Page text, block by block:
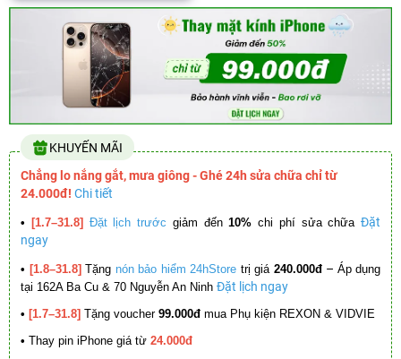
KHUYẾN MÃI
Chẳng lo nắng gắt, mưa giông - Ghé 24h sửa chữa chỉ từ
24.000đ! Chi tiết
• [1.7–31.8] Đặt lịch trước giảm đến10% chi phí sửa chữa Đặt
ngay
• [1.8–31.8] Tặng nón bảo hiểm 24hStore trị giá 240.000đ – Áp dụng
tại 162A Ba Cu & 70 Nguyễn An Ninh Đặt lịch ngay
• [1.7–31.8] Tặng voucher 99.000đ mua Phụ kiện REXON & VIDVIE
• Thay pin iPhone giá từ 24.000đ